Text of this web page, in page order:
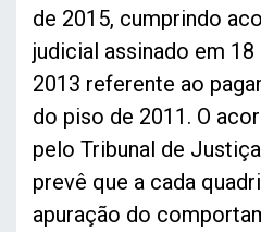
de 2015, cumprindo
judicial assinado em
2013 referente ao
do piso de 2011. O
pelo Tribunal de
prevê que a cada
apuração do